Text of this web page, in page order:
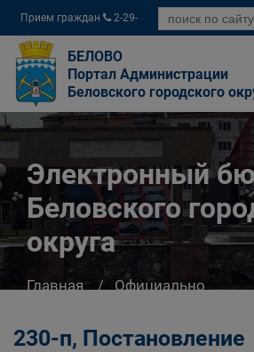
Прием граждан
2-29-
04
БЕЛОВО
Портал Администрации
Беловского городского
Электронный
Беловского
округа
Главная
Официально
городского округа
230-п, Постановление